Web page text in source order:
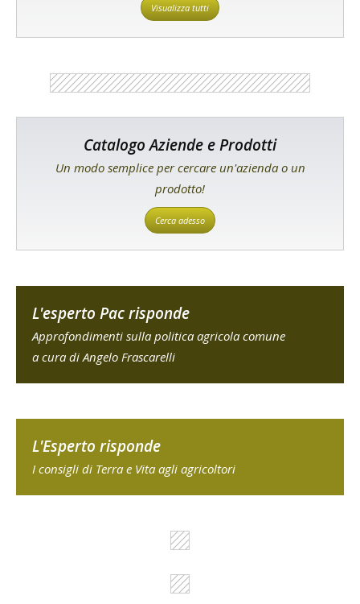
Visualizza tutti
Catalogo Aziende e Prodotti
Un modo semplice per cercare un'azienda o un
prodotto!
Cerca adesso
L'esperto Pac risponde
Approfondimenti sulla politica agricola comune
a cura di Angelo Frascarelli
L'Esperto risponde
I consigli di Terra e Vita agli agricoltori